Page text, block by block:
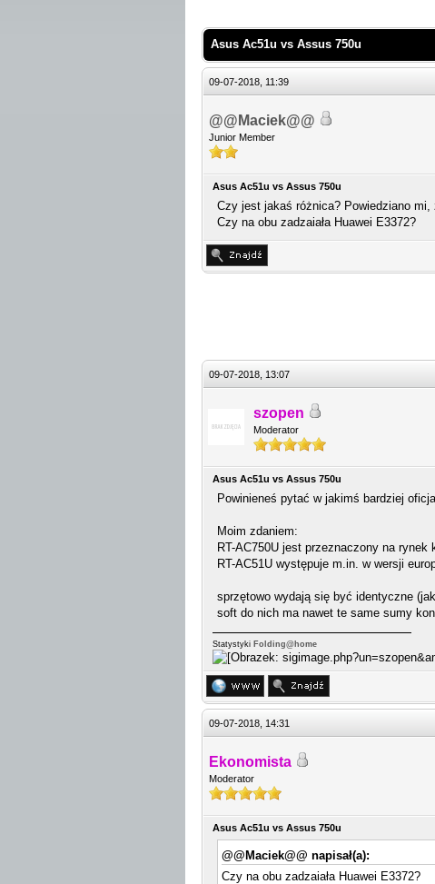
Asus Ac51u vs Assus 750u
09-07-2018, 11:39
@@Maciek@@
Junior Member
Asus Ac51u vs Assus 750u
Czy jest jakaś różnica? Powiedziano
Czy na obu zadzaiała Huawei E3372?
09-07-2018, 13:07
szopen
Moderator
Asus Ac51u vs Assus 750u
Powinieneś pytać w jakimś bardziej
Moim zdaniem:
RT-AC750U jest przeznaczony na
RT-AC51U występuje m.in. w wersji
sprzętowo wydają się być identyczne
soft do nich ma nawet te same sumy
Statystyki Folding@home
09-07-2018, 14:31
Ekonomista
Moderator
Asus Ac51u vs Assus 750u
@@Maciek@@ napisał(a):
Czy na obu zadzaiała Huawei E3372?